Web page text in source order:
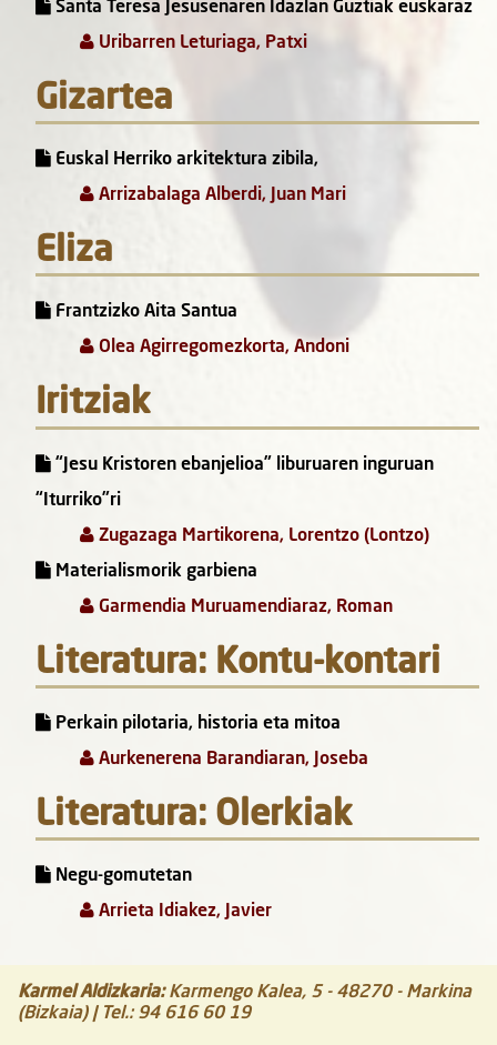
Santa Teresa Jesusenaren Idazlan Guztiak euskaraz
Uribarren Leturiaga, Patxi
Gizartea
Euskal Herriko arkitektura zibila,
Arrizabalaga Alberdi, Juan Mari
Eliza
Frantzizko Aita Santua
Olea Agirregomezkorta, Andoni
Iritziak
“Jesu Kristoren ebanjelioa” liburuaren inguruan
“Iturriko”ri
Zugazaga Martikorena, Lorentzo (Lontzo)
Materialismorik garbiena
Garmendia Muruamendiaraz, Roman
Literatura: Kontu-kontari
Perkain pilotaria, historia eta mitoa
Aurkenerena Barandiaran, Joseba
Literatura: Olerkiak
Negu-gomutetan
Arrieta Idiakez, Javier
Karmel Aldizkaria: Karmengo Kalea, 5 - 48270- Markina
(Bizkaia)| Tel.: 94 616 60 19